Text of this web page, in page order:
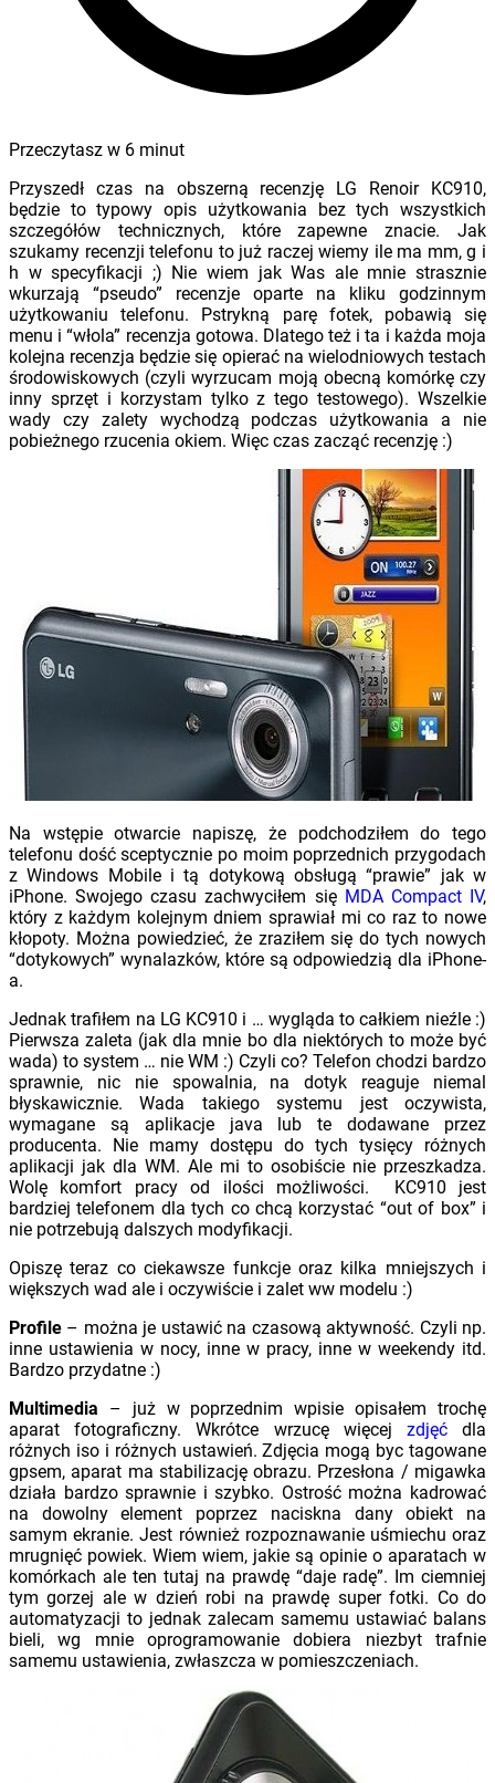
Przeczytasz w 6 minut
Przyszedł czas na obszerną recenzję LG Renoir KC910,
będzie to typowy opis użytkowania bez tych wszystkich
szczegółów technicznych, które zapewne znacie. Jak
szukamy recenzji telefonu to już raczej wiemy ile ma mm, g i
h w specyfikacji ;) Nie wiem jak Was ale mnie strasznie
wkurzają “pseudo” recenzje oparte na kliku godzinnym
użytkowaniu telefonu. Pstrykną parę fotek, pobawią się
menu i “włola” recenzja gotowa. Dlatego też i ta i każda moja
kolejna recenzja będzie się opierać na wielodniowych testach
środowiskowych (czyli wyrzucam moją obecną komórkę czy
inny sprzęt i korzystam tylko z tego testowego). Wszelkie
wady czy zalety wychodzą podczas użytkowania a nie
pobieżnego rzucenia okiem. Więc czas zacząć recenzję :)
Na wstępie otwarcie napiszę, że podchodziłem do tego
telefonu dość sceptycznie po moim poprzednich przygodach
z Windows Mobile i tą dotykową obsługą “prawie” jak w
iPhone. Swojego czasu zachwyciłem się MDA Compact IV,
który z każdym kolejnym dniem sprawiał mi co raz to nowe
kłopoty. Można powiedzieć, że zraziłem się do tych nowych
“dotykowych” wynalazków, które są odpowiedzią dla iPhone-
a.
Jednak trafiłem na LG KC910 i … wygląda to całkiem nieźle :)
Pierwsza zaleta (jak dla mnie bo dla niektórych to może być
wada) to system … nie WM :) Czyli co? Telefon chodzi bardzo
sprawnie, nic nie spowalnia, na dotyk reaguje niemal
błyskawicznie. Wada takiego systemu jest oczywista,
wymagane są aplikacje java lub te dodawane przez
producenta. Nie mamy dostępu do tych tysięcy różnych
aplikacji jak dla WM. Ale mi to osobiście nie przeszkadza.
Wolę komfort pracy od ilości możliwości. KC910 jest
bardziej telefonem dla tych co chcą korzystać “out of box” i
nie potrzebują dalszych modyfikacji.
Opiszę teraz co ciekawsze funkcje oraz kilka mniejszych i
większych wad ale i oczywiście i zalet ww modelu :)
Profile – można je ustawić na czasową aktywność. Czyli np.
inne ustawienia w nocy, inne w pracy, inne w weekendy itd.
Bardzo przydatne :)
Multimedia – już w poprzednim wpisie opisałem trochę
aparat fotograficzny. Wkrótce wrzucę więcej zdjęćdla
różnych iso i różnych ustawień. Zdjęcia mogą byc tagowane
gpsem, aparat ma stabilizację obrazu. Przesłona / migawka
działa bardzo sprawnie i szybko. Ostrość można kadrować
na dowolny element poprzez naciskna dany obiekt na
samym ekranie. Jest również rozpoznawanie uśmiechu oraz
mrugnięć powiek. Wiem wiem, jakie są opinie o aparatach w
komórkach ale ten tutaj na prawdę “daje radę”. Im ciemniej
tym gorzej ale w dzień robi na prawdę super fotki. Co do
automatyzacji to jednak zalecam samemu ustawiać balans
bieli, wg mnie oprogramowanie dobiera niezbyt trafnie
samemu ustawienia, zwłaszcza w pomieszczeniach.